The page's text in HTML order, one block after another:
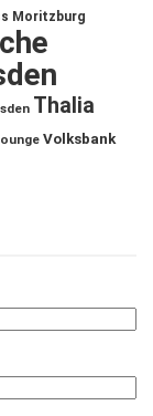
Moritzburg
Thalia
Volksbank